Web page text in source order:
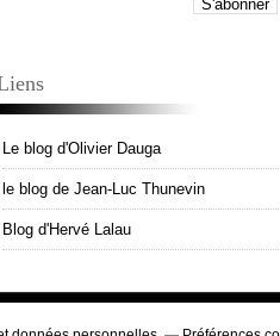
Le blog d'Olivier Dauga
le blog de Jean-Luc Thunevin
Blog d'Hervé Lalau